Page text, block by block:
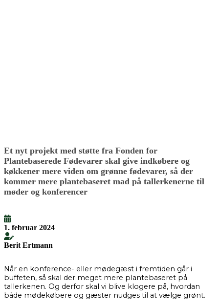
Et nyt projekt med støtte fra Fonden for
Plantebaserede Fødevarer skal give indkøbere og
køkkener mere viden om grønne fødevarer, så der
kommer mere plantebaseret mad på tallerkenerne til
møder og konferencer
1. februar 2024
Berit Ertmann
Når en konference- eller mødegæst i fremtiden går i
buffeten, så skal der meget mere plantebaseret på
tallerkenen. Og derfor skal vi blive klogere på, hvordan
både mødekøbere og gæster nudges til at vælge grønt.